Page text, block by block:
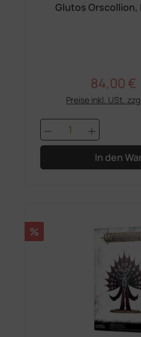
Glutos Orscollion,
84,00 €
Preise inkl. USt.
Produkt
In den
Rabatt
%